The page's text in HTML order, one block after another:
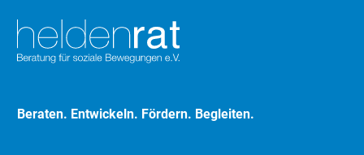
Beraten. Entwickeln. Fördern. Begleiten.